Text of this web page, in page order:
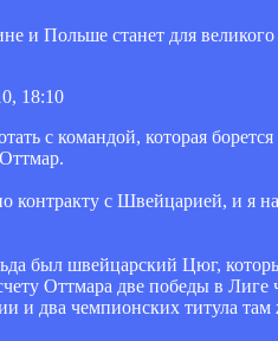
и Польше станет для
18:10
с командой, которая
контракту с Швейцарией, и я
был швейцарский Цюг,
Оттмара две победы в
и два чемпионских титула там